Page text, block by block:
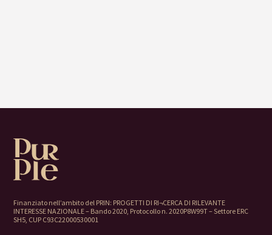
Finanziato nell’ambito del PRIN: PROGETTI DI RI¬CERCA DI RILEVANTE
INTERESSE NAZIONALE – Bando 2020, Protocollo n. 2020P8W99T – Settore ERC
SH5, CUP C93C22000530001